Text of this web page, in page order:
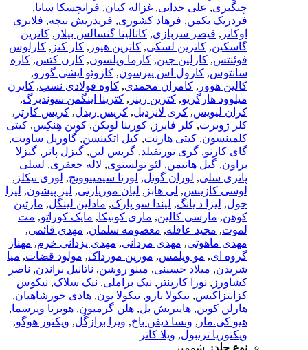
چنگیزی, علی خدایی, غزاله کیان, فرانچسکا سانا,
فردریک بکمن, فرهاد کشوری, فریدریش نیچه, فلانری
اوکانر , قیصر سربازی, کاتالینا گنسالس بیلار , کاترین
گاسکین, کاترین لسکی, کاترین هیوز , کار کنز , کارلوس
فوئنتس, کارلین جین, کارما ویلسون, کارن کتس, کاره
سانتوس, کارول اس پیرسون, کازوئو ایشی گورو,
کالین هوور , کامران محمدی, کاوه فولادی نسب, کایرن
میلوود هارگریو, کترین رینر , کترینا اینگمن سوندبرگ,
کران لیویس, کری لانزدیل, کریس ریدل, کریس کارتر ,
کلر ژوبرت, کلر فایرز , کورینا لویکن, کوین هِنکِس, کیتی
کلمینسون, کیتی هارنت, کیل اتکینسن, گاوریل ساویت,
گای کارنو, گری نورتفیلد, گریس لین, گیزل پاتر , گیزلا
براون, گیل هانیمن, لئو تولستوی, لاله جعفری, لسلی
پاتری سلی, لوران گونل, لورنا سیمینوویچ, لوری نیکلز ,
لوسی کازینس, لی هابز , لیان موریارتی, لیز پیشون, لیزا
جول, لیزا د یانگ, لیندا سو پارک, مادلین لینگل, مارتین
کوهن, مارسی کالین, ماری کوبیکا, مایک کوراتو, مت
لموت, مجید عاقله, معصومه سلمان, مهدی قائمی,
مهدی ماهوتی, مهدی مردانی, مهدی یزدانی خرم, مهناز
گروه ای, مو ویلمس, مورین مورداک, مولود قضات, میا
شریدن, میلاد حسینی, مینو روشن, ناتانیل براندن, ناصر
کشاورز , نورا کارپنتر , نیک براملی, نیک سلاک, نیکوس
کزانتزاکیس, نیکولا بارو, نیکولا یون, هادی خورشاهیان,
هارلن کوبن, هاینریش بل, هلن گرمیون, هوبرتا ویرسما,
هیو کی.مار , ونسا دیفن باخ, ویرا برازگُل, ویکتور هوگو,
ویکتوریا ترنبول, ویلا کاتر
نوع جلد: شومیز